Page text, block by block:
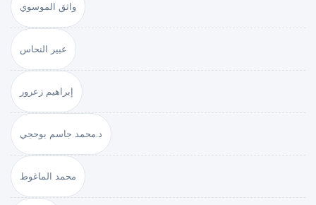
واثق الموسوي
عبير النحاس
إبراهيم زعرور
د.محمد جاسم بوحجي
محمد الماغوط